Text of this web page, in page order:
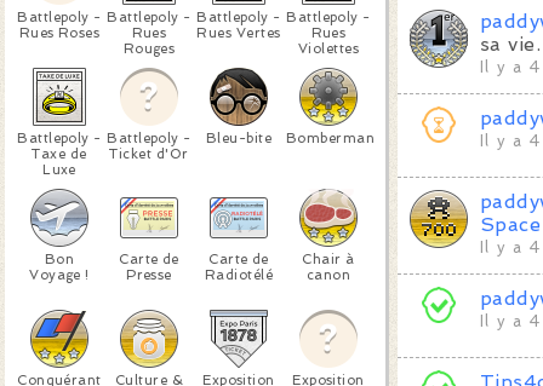
Battlepoly -
Rues Roses
Battlepoly -
Rues
Rouges
Battlepoly -
Rues Vertes
Battlepoly -
Rues
Violettes
Battlepoly -
Taxe de
Luxe
Battlepoly -
Ticket d'Or
Bleu-bite Bomberman
Bon
Voyage !
Carte de
Presse
Carte de
Radiotélé
Chair à
canon
Conquérant
Culture &
Exposition
Exposition
sa vie.
Il y a
Il y a
Il y a
Il y a